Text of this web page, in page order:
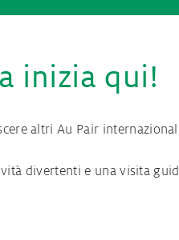
pair
inizia qui!
altri Au Pair
divertenti e una visita